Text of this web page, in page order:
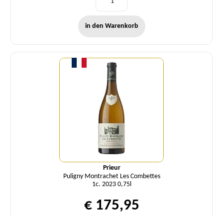
in den Warenkorb
Prieur
Puligny Montrachet Les Combettes
1c. 2023 0,75l
€ 175,95
Menge